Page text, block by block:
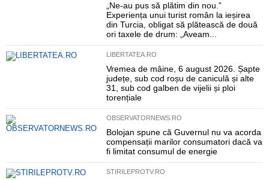
„Ne-au pus să plătim din nou.”
Experiența unui turist român la ieșirea
din Turcia, obligat să plătească de două
ori taxele de drum: „Aveam...
LIBERTATEA.RO
Vremea de mâine, 6 august 2026. Șapte
județe, sub cod roșu de caniculă și alte
31, sub cod galben de vijelii și ploi
torențiale
OBSERVATORNEWS.RO
Bolojan spune că Guvernul nu va acorda
compensații marilor consumatori dacă va
fi limitat consumul de energie
STIRILEPROTV.RO